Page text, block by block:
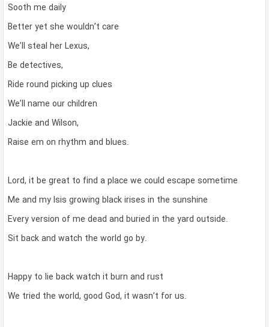
Sooth me daily
Better yet she wouldn’t care
We’ll steal her Lexus,
Be detectives,
Ride round picking up clues
We’ll name our children
Jackie and Wilson,
Raise em on rhythm and blues.
Lord, it be great to find a place we could escape sometime
Me and my Isis growing black irises in the sunshine
Every version of me dead and buried in the yard outside.
Sit back and watch the world go by.
Happy to lie back watch it burn and rust
We tried the world, good God, it wasn’t for us.